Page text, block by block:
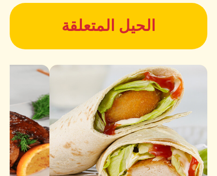
الحيل المتعلقة